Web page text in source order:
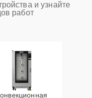
и узнайте
работ